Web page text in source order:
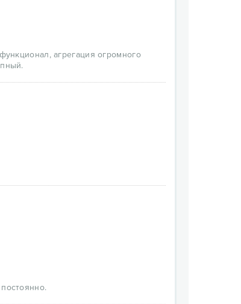
агрегация огромного